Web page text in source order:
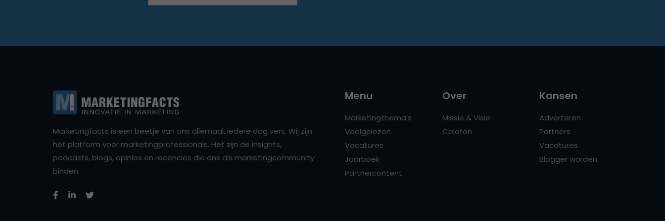
Marketingfacts is een beetje van ons allemaal, iedere dag vers. Wij zijn
hét platform voor marketingprofessionals. Het zijn de insights,
podcasts, blogs, opinies en recencies die ons als marketingcommunity
binden.
Menu
Marketingthema’s
Veelgelezen
Vacatures
Jaarboek
Partnercontent
Over
Missie & Visie
Colofon
Kansen
Adverteren
Partners
Vacatures
Blogger worden